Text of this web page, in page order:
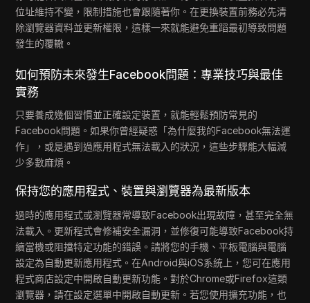
位址維持不變，限制措施也會跟隨著你。在更換裝置前務必先清
除瀏覽器資料並更新權限，這樣一來就能避免重蹈最初導致問題
發生的覆轍。
如何預防未來發生Facebook問題：專業技巧與最佳
實務
只要養成幾個習慣並正確設定裝置，就能輕鬆預防常見的
Facebook問題。如果你曾經疑惑「為什麼我的Facebook無法運
作」，或是遇到過應用程式無法載入的狀況，這些步驟能大幅減
少多數麻煩。
保持您的應用程式、裝置與瀏覽器為最新版本
過時的應用程式或瀏覽器常導致Facebook出現故障，甚至完全無
法載入。更新程式會修補安全漏洞，並修復可能導致Facebook持
續當機或阻擋特定功能的錯誤。請將您的手機、平板電腦與電腦
設定為自動更新應用程式。在Android與iOS系統上，您可在應用
程式商店設定中開啟自動更新功能。對於Chrome或Firefox這類
瀏覽器，請在設定選單中開啟自動更新。若您使用擴充功能，也